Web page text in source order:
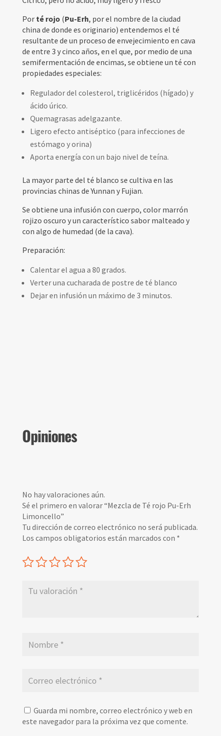
Por té rojo (Pu-Erh, por el nombre de la ciudad
china de donde es originario) entendemos el té
resultante de un proceso de envejecimiento en cava
de entre 3 y cinco años, en el que, por medio de una
semifermentación de encimas, se obtiene un té con
propiedades especiales:
Regulador del colesterol, triglicéridos (hígado) y
ácido úrico.
Quemagrasas adelgazante.
Ligero efecto antiséptico (para infecciones de
estómago y orina)
Aporta energía con un bajo nivel de teína.
La mayor parte del té blanco se cultiva en las
provincias chinas de Yunnan y Fujian.
Se obtiene una infusión con cuerpo, color marrón
rojizo oscuro y un característico sabor malteado y
con algo de humedad (de la cava).
Preparación:
Calentar el agua a 80 grados.
Verter una cucharada de postre de té blanco
Dejar en infusión un máximo de 3 minutos.
Opiniones
No hay valoraciones aún.
Sé el primero en valorar “Mezcla de Té rojo Pu-Erh
Limoncello”
Tu dirección de correo electrónico no será publicada.
Los campos obligatorios están marcados con *
Guarda mi nombre, correo electrónico y web en
este navegador para la próxima vez que comente.